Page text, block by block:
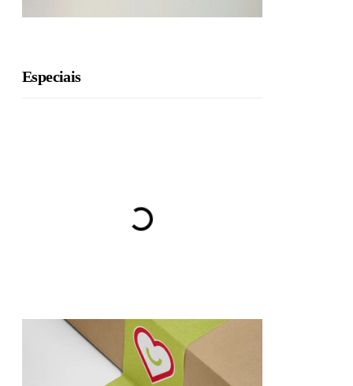
Especiais